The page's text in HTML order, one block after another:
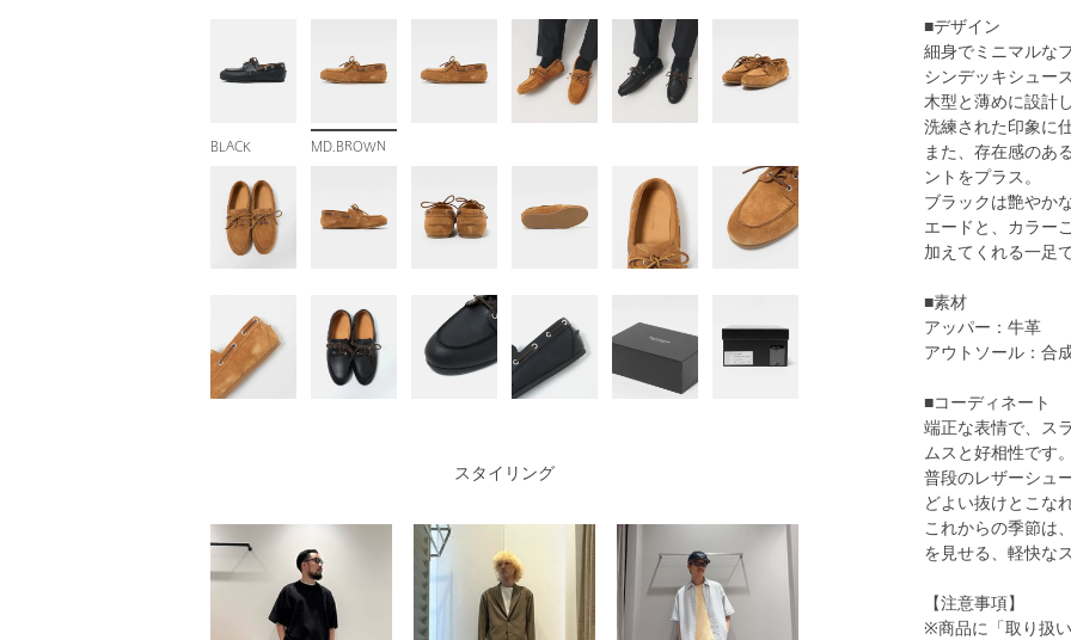
BLACK MD.BROWN
■デザイン
細身でミニマルな
シンデッキシューズ
木型と薄めに設計
洗練された印象に
また、存在感のあ
ントをプラス。
ブラックは艶やか
エードと、カラー
加えてくれる一足で
■素材
アッパー：牛革
アウトソール：合
■コーディネート
端正な表情で、ス
ムスと好相性です。
普段のレザーシュ
どよい抜けとこな
これからの季節は
を見せる、軽快な
【注意事項】
※商品に「取り扱
スタイリング